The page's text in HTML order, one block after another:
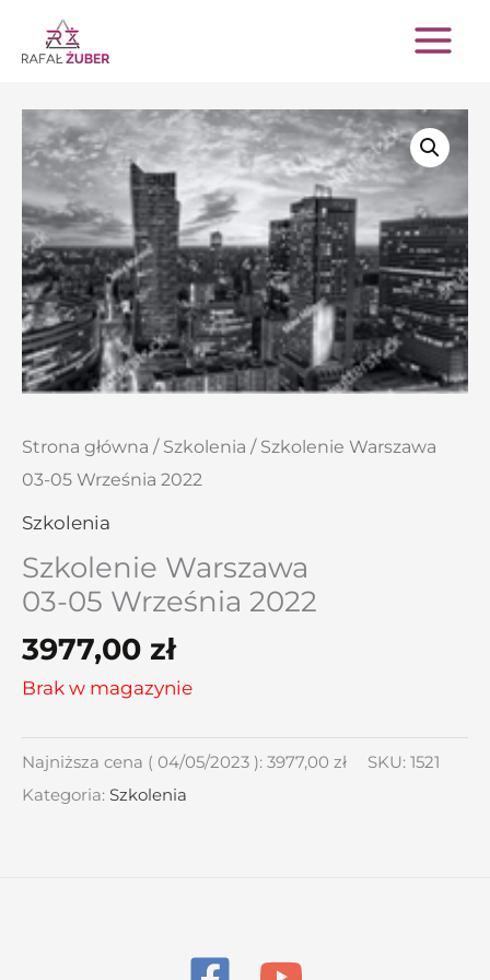
Przejdź
do
Strona główna / Szkolenia / Szkolenie Warszawa
03-05 Września 2022
Szkolenia
Szkolenie Warszawa
03-05 Września 2022
3977,00 zł
Brak w magazynie
Najniższa cena ( 04/05/2023 ): 3977,00 zł SKU: 1521
Kategoria: Szkolenia